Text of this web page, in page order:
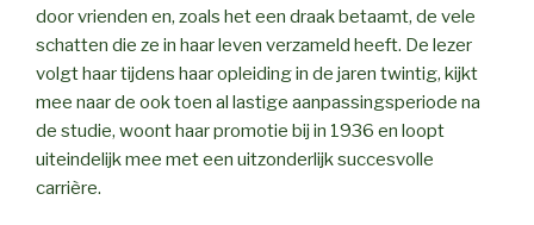
door vrienden en, zoals het een draak betaamt, de vele
schatten die ze in haar leven verzameld heeft. De lezer
volgt haar tijdens haar opleiding in de jaren twintig, kijkt
mee naar de ook toen al lastige aanpassingsperiode na
de studie, woont haar promotie bij in 1936 en loopt
uiteindelijk mee met een uitzonderlijk succesvolle
carrière.